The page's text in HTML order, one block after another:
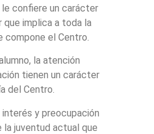
le confiere un carácter
implica a toda la
compone el Centro.
la atención
tienen un carácter
del Centro.
y preocupación
la juventud actual que